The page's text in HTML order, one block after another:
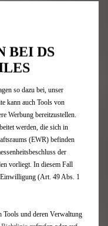
BEI DS
Tools (die „Tools“), um
wie Sicherheit,
verbessern die
so dazu bei, unser
kann auch Tools von
Werbung bereitzustellen.
werden, die sich in
(EWR) befinden
der
vorliegt. In diesem Fall
(Art. 49 Abs. 1
Tools und deren Verwaltung